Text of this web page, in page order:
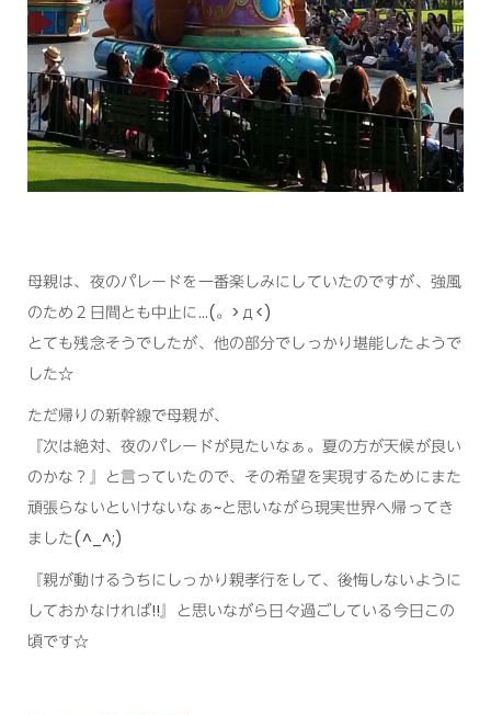
母親は、夜のパレードを一番楽しみにしていたのですが、強風
のため２日間とも中止に…(。>д<)
とても残念そうでしたが、他の部分でしっかり堪能したようで
した☆
ただ帰りの新幹線で母親が、
『次は絶対、夜のパレードが見たいなぁ。夏の方が天候が良い
のかな？』と言っていたので、その希望を実現するためにまた
頑張らないといけないなぁ~と思いながら現実世界へ帰ってき
ました(^_^;)
『親が動けるうちにしっかり親孝行をして、後悔しないように
しておかなければ!!』と思いながら日々過ごしている今日この
頃です☆